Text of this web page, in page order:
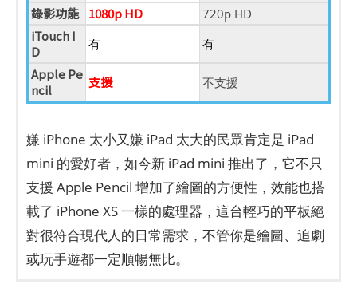
錄影功能 1080p HD 720p HD
iTouch I
D
有 有
Apple Pe
ncil
支援 不支援
嫌 iPhone 太小又嫌 iPad 太大的民眾肯定是 iPad
mini 的愛好者，如今新 iPad mini 推出了，它不只
支援 Apple Pencil 增加了繪圖的方便性，效能也搭
載了 iPhone XS 一樣的處理器，這台輕巧的平板絕
對很符合現代人的日常需求，不管你是繪圖、追劇
或玩手遊都一定順暢無比。